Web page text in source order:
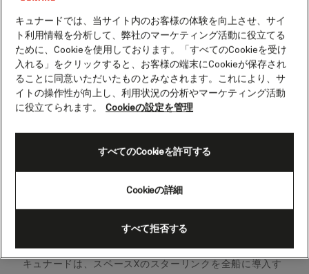
キュナードは、スペースXのスターリンクを全船に導入す
キュナードでは、当サイト内のお客様の体験を向上させ、サイ
ト利用情報を分析して、弊社のマーケティング活動に役立てる
ために、Cookieを使用しております。「すべてのCookieを受け
入れる」をクリックすると、お客様の端末にCookieが保存され
ることに同意いただいたものとみなされます。これにより、サ
イトの操作性が向上し、利用状況の分析やマーケティング活動
に役立てられます。
Cookieの設定を管理
Cookieの詳細
すべて拒否する
すべてのCookieを許可する